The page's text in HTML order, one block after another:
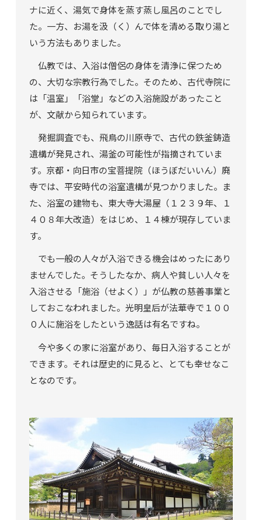
ナに近く、湯気で身体を蒸す蒸し風呂のことでし
た。一方、お湯を汲（く）んで体を清める取り湯と
いう方法もありました。
仏教では、入浴は僧侶の身体を清浄に保つため
の、大切な宗教行為でした。そのため、古代寺院に
は「温室」「浴堂」などの入浴施設があったこと
が、文献から知られています。
発掘調査でも、飛鳥の川原寺で、古代の鉄釜鋳造
遺構が発見され、湯釜の可能性が指摘されていま
す。京都・向日市の宝菩提院（ほうぼだいいん）廃
寺では、平安時代の浴室遺構が見つかりました。ま
た、浴室の建物も、東大寺大湯屋（１２３９年、１
４０８年大改造）をはじめ、１４棟が現存していま
す。
でも一般の人々が入浴できる機会はめったにあり
ませんでした。そうしたなか、病人や貧しい人々を
入浴させる「施浴（せよく）」が仏教の慈善事業と
しておこなわれました。光明皇后が法華寺で１００
０人に施浴をしたという逸話は有名ですね。
今や多くの家に浴室があり、毎日入浴することが
できます。それは歴史的に見ると、とても幸せなこ
となのです。